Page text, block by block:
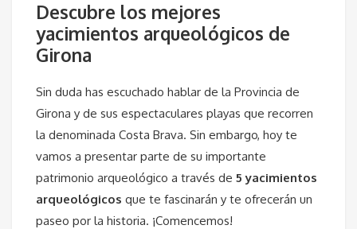
Descubre los mejores
yacimientos arqueológicos de
Girona
Sin duda has escuchado hablar de la Provincia de
Girona y de sus espectaculares playas que recorren
la denominada Costa Brava. Sin embargo, hoy te
vamos a presentar parte de su importante
patrimonio arqueológico a través de 5 yacimientos
arqueológicos que te fascinarán y te ofrecerán un
paseo por la historia. ¡Comencemos!